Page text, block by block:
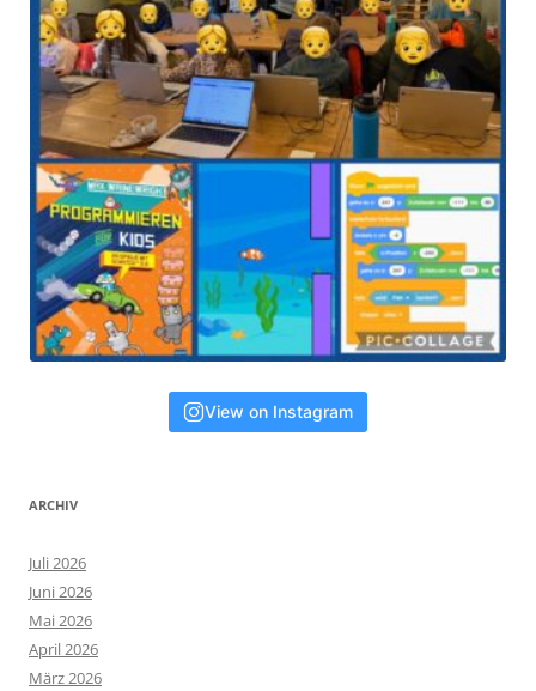
View on Instagram
ARCHIV
Juli 2026
Juni 2026
Mai 2026
April 2026
März 2026